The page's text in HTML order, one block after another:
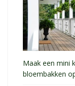
Maak een mini
bloembakken